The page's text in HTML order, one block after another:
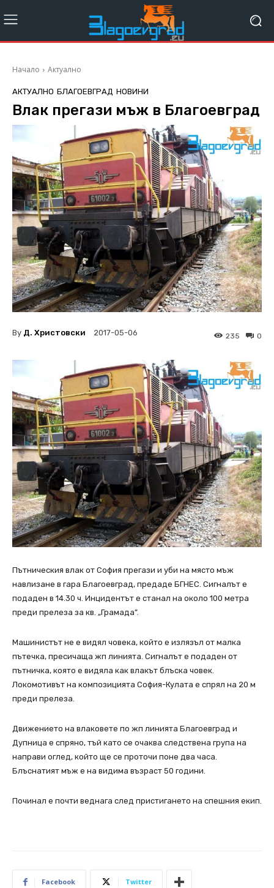
Начало Актуално
АКТУАЛНО БЛАГОЕВГРАД НОВИНИ
Влак прегази мъж в Благоевград
By Д. Христовски 2017-05-06 0
235
Пътническия влак от София прегази и уби на място мъж
навлизане в гара Благоевград, предаде БГНЕС. Сигналът е
подаден в 14.30 ч. Инцидентът е станал на около 100 метра
преди прелеза за кв. „Грамада”.
Машинистът не е видял човека, който е излязъл от малка
пътечка, пресичаща жп линията. Сигналът е подаден от
пътничка, която е видяла как влакът блъска човек.
Локомотивът на композицията София-Кулата е спрял на 20 м
преди прелеза.
Движението на влаковете по жп линията Благоевград и
Дупница е спряно, тъй като се очаква следствена група на
направи оглед, който ще се проточи поне два часа.
Блъснатият мъж е на видима възраст 50 години.
Починал е почти веднага след пристигането на спешния екип.
Facebook Twitter